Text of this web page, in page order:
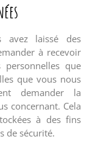
laissé des
à recevoir
que
que vous nous
demander la
concernant. Cela
à des fins
de sécurité.